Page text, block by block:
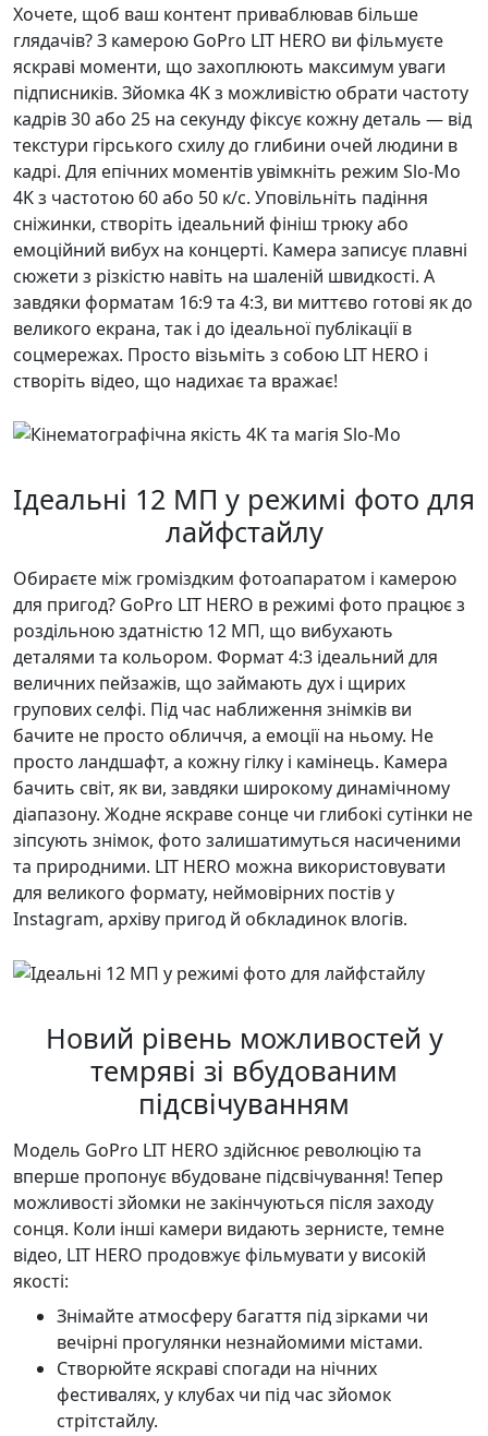
Хочете, щоб ваш контент приваблював більше
глядачів? З камерою GoPro LIT HERO ви фільмуєте
яскраві моменти, що захоплюють максимум уваги
підписників. Зйомка 4K з можливістю обрати частоту
кадрів 30 або 25 на секунду фіксує кожну деталь — від
текстури гірського схилу до глибини очей людини в
кадрі. Для епічних моментів увімкніть режим Slo-Mo
4K з частотою 60 або 50 к/с. Уповільніть падіння
сніжинки, створіть ідеальний фініш трюку або
емоційний вибух на концерті. Камера записує плавні
сюжети з різкістю навіть на шаленій швидкості. А
завдяки форматам 16:9 та 4:3, ви миттєво готові як до
великого екрана, так і до ідеальної публікації в
соцмережах. Просто візьміть з собою LIT HERO і
створіть відео, що надихає та вражає!
Ідеальні 12 МП у режимі фото для
лайфстайлу
Обираєте між громіздким фотоапаратом і камерою
для пригод? GoPro LIT HERO в режимі фото працює з
роздільною здатністю 12 МП, що вибухають
деталями та кольором. Формат 4:3 ідеальний для
величних пейзажів, що займають дух і щирих
групових селфі. Під час наближення знімків ви
бачите не просто обличчя, а емоції на ньому. Не
просто ландшафт, а кожну гілку і камінець. Камера
бачить світ, як ви, завдяки широкому динамічному
діапазону. Жодне яскраве сонце чи глибокі сутінки не
зіпсують знімок, фото залишатимуться насиченими
та природними. LIT HERO можна використовувати
для великого формату, неймовірних постів у
Instagram, архіву пригод й обкладинок влогів.
Новий рівень можливостей у
темряві зі вбудованим
підсвічуванням
Модель GoPro LIT HERO здійснює революцію та
вперше пропонує вбудоване підсвічування! Тепер
можливості зйомки не закінчуються після заходу
сонця. Коли інші камери видають зернисте, темне
відео, LIT HERO продовжує фільмувати у високій
якості:
Знімайте атмосферу багаття під зірками чи
вечірні прогулянки незнайомими містами.
Створюйте яскраві спогади на нічних
фестивалях, у клубах чи під час зйомок
стрітстайлу.